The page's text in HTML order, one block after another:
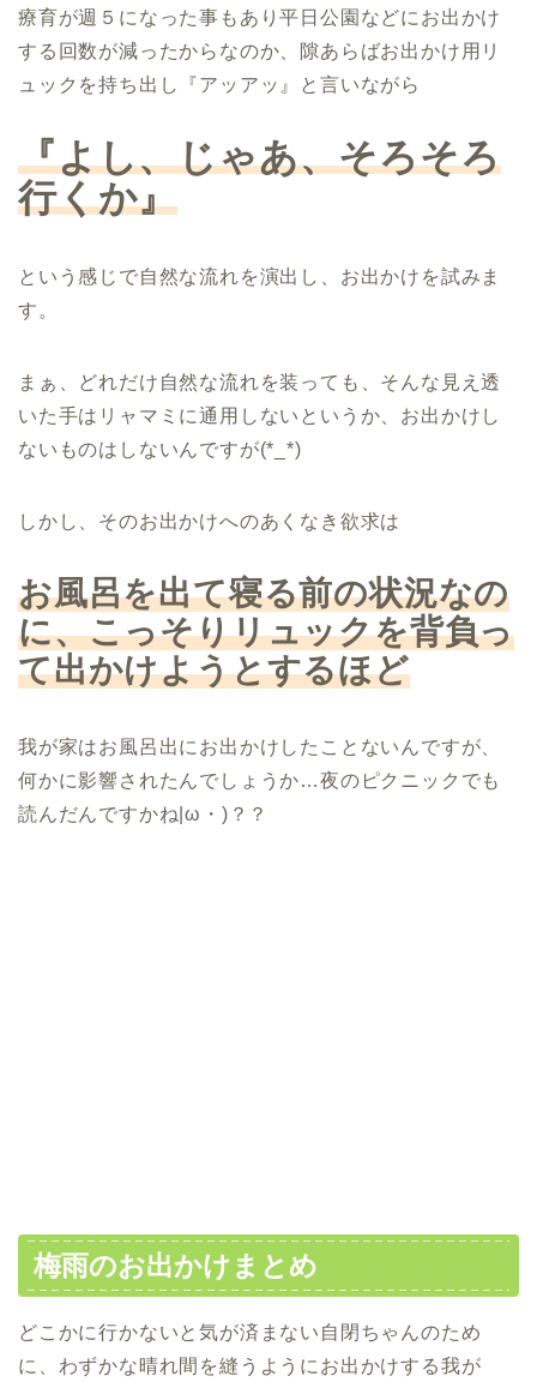
療育が週５になった事もあり平日公園などにお出かけ
する回数が減ったからなのか、隙あらばお出かけ用リ
ュックを持ち出し『アッアッ』と言いながら
『よし、じゃあ、そろそろ
行くか』
という感じで自然な流れを演出し、お出かけを試みま
す。
まぁ、どれだけ自然な流れを装っても、そんな見え透
いた手はリャマミに通用しないというか、お出かけし
ないものはしないんですが(*_*)
しかし、そのお出かけへのあくなき欲求は
お風呂を出て寝る前の状況なの
に、こっそりリュックを背負っ
て出かけようとするほど
我が家はお風呂出にお出かけしたことないんですが、
何かに影響されたんでしょうか…夜のピクニックでも
読んだんですかね|ω・)？？
梅雨のお出かけまとめ
どこかに行かないと気が済まない自閉ちゃんのため
に、わずかな晴れ間を縫うようにお出かけする我が